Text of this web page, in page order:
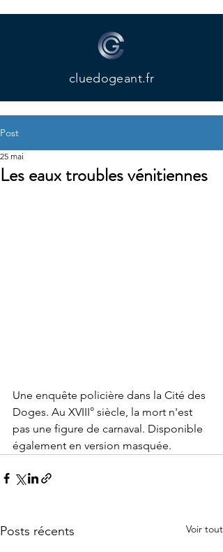
cluedogeant.fr
Post
Les eaux troubles vénitiennes
25 mai
Une enquête policière dans la Cité des
Doges. Au XVIII° siècle, la mort n'est
pas une figure de carnaval. Disponible
également en version masquée.
Posts récents Voir tout